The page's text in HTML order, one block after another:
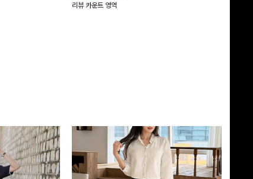
리뷰 카운트 영역